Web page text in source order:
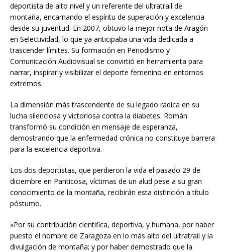
deportista de alto nivel y un referente del ultratrail de
montaña, encarnando el espíritu de superación y excelencia
desde su juventud. En 2007, obtuvo la mejor nota de Aragón
en Selectividad, lo que ya anticipaba una vida dedicada a
trascender límites. Su formación en Periodismo y
Comunicación Audiovisual se convirtió en herramienta para
narrar, inspirar y visibilizar el deporte femenino en entornos
extremos.
La dimensión más trascendente de su legado radica en su
lucha silenciosa y victoriosa contra la diabetes. Román
transformó su condición en mensaje de esperanza,
demostrando que la enfermedad crónica no constituye barrera
para la excelencia deportiva.
Los dos deportistas, que perdieron la vida el pasado 29 de
diciembre en Panticosa, víctimas de un alud pese a su gran
conocimiento de la montaña, recibirán esta distinción a título
póstumo.
«Por su contribución científica, deportiva, y humana, por haber
puesto el nombre de Zaragoza en lo más alto del ultratrail y la
divulgación de montaña; y por haber demostrado que la